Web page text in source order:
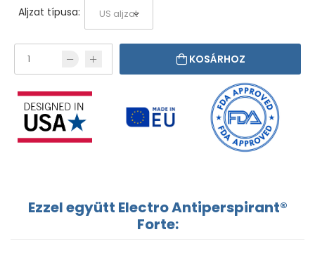
Aljzat típusa:
KOSÁRHOZ
Ezzel együtt Electro Antiperspirant®
Forte: